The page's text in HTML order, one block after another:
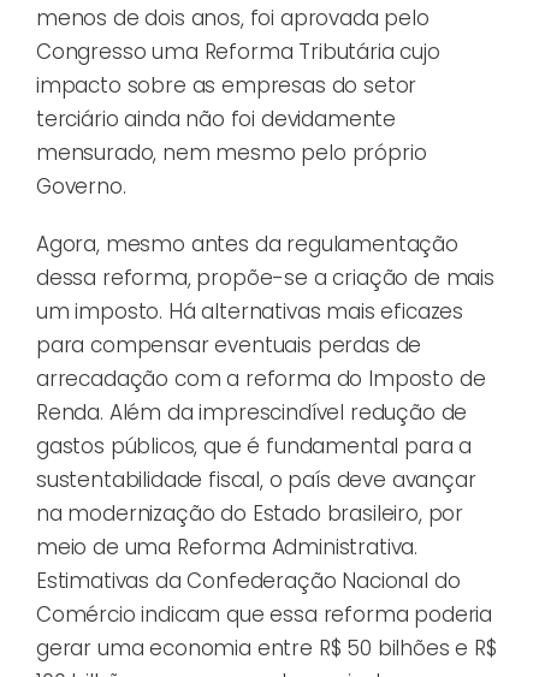
menos de dois anos, foi aprovada pelo
Congresso uma Reforma Tributária cujo
impacto sobre as empresas do setor
terciário ainda não foi devidamente
mensurado, nem mesmo pelo próprio
Governo.
Agora, mesmo antes da regulamentação
dessa reforma, propõe-se a criação de mais
um imposto. Há alternativas mais eficazes
para compensar eventuais perdas de
arrecadação com a reforma do Imposto de
Renda. Além da imprescindível redução de
gastos públicos, que é fundamental para a
sustentabilidade fiscal, o país deve avançar
na modernização do Estado brasileiro, por
meio de uma Reforma Administrativa.
Estimativas da Confederação Nacional do
Comércio indicam que essa reforma poderia
gerar uma economia entre R$ 50 bilhões e R$